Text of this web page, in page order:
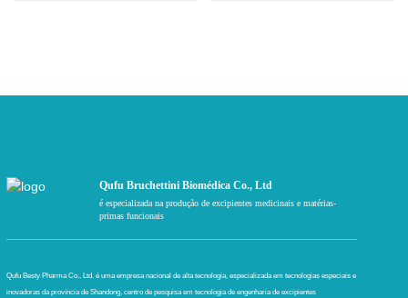
Qufu Bruchettini Biomédica Co., Ltd
é especializada na produção de excipientes medicinais e matérias-
primas funcionais
Qufu Besty Pharma Co., Ltd. é uma empresa nacional de alta tecnologia, especializada em tecnologias especiais e
inovadoras da província de Shandong, centro de pesquisa em tecnologia de engenharia de excipientes